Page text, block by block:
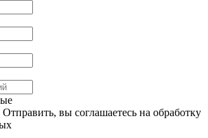
вы соглашаетесь на обработку